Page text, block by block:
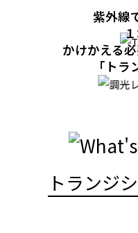
紫外線
１
かけかえる
「トラ
トランジ